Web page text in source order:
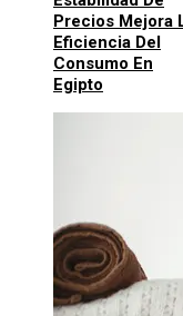
Precios Mejora
Eficiencia Del
Consumo En
Egipto